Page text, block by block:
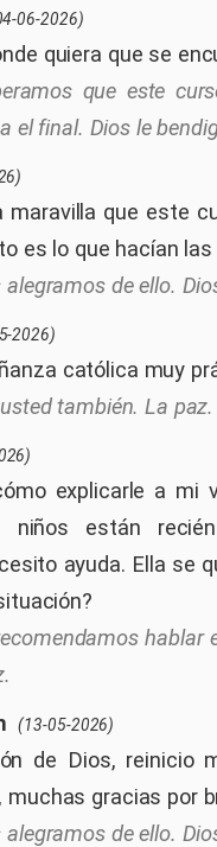
06-2026)
quiera que se
que este
el final. Dios le
maravilla que este
es lo que hacían
alegramos de ello.
2026)
católica muy
también. La paz.
explicarle a
niños están
ayuda. Ella se
hablar
(13-05-2026)
de Dios, reinicio
muchas gracias por
alegramos de ello.